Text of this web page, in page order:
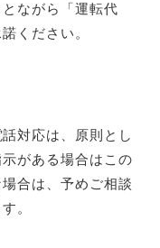
ながら「運転代
ください。
対応は、原則とし
がある場合はこの
合は、予めご相談
。